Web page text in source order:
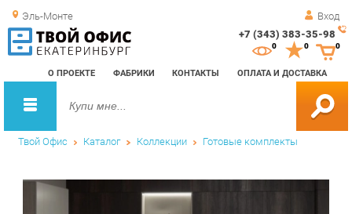
Эль-Монте Вход
+7 (343) 383-35-98
О ПРОЕКТЕ ФАБРИКИ КОНТАКТЫ ОПЛАТА И ДОСТАВКА
0 0
Твой Офис Каталог Коллекции Готовые комплекты